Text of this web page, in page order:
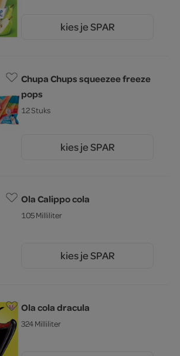
kies je SPAR
Chupa Chups squeezee freeze
pops
12 Stuks
kies je SPAR
Ola Calippo cola
105 Milliliter
kies je SPAR
Ola cola dracula
324 Milliliter